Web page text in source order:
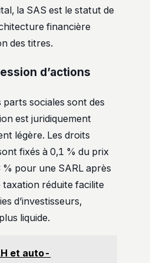
la SAS est le statut de
financière
des titres.
d’actions
parts sociales sont des
est juridiquement
légère. Les droits
fixés à 0,1 % du prix
pour une SARL après
réduite facilite
d’investisseurs,
liquide.
et auto-